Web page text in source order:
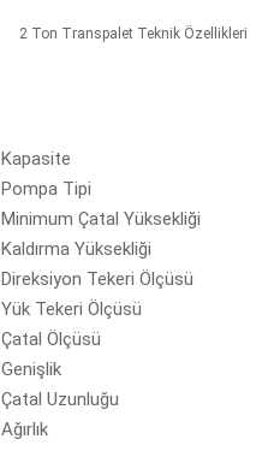
2 Ton Transpalet Teknik Özellikleri
Kapasite
Pompa Tipi
Minimum Çatal Yüksekliği
Kaldırma Yüksekliği
Direksiyon Tekeri Ölçüsü
Yük Tekeri Ölçüsü
Çatal Ölçüsü
Genişlik
Çatal Uzunluğu
Ağırlık